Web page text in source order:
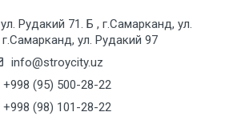
Рудакий 71. Б , г.Самарканд, ул.
ул. Рудакий 97
info@stroycity.uz
+998 (95) 500-28-22
+998 (98) 101-28-22